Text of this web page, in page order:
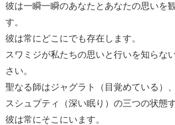
彼は一瞬一瞬のあなたとあなたの思いを
す。
彼は常にどこにでも存在します。
スワミジが私たちの思いと行いを知らな
さい。
聖なる師はジャグラト（目覚めている）
スシュプティ（深い眠り）の三つの状態
彼は常にそこにいます。